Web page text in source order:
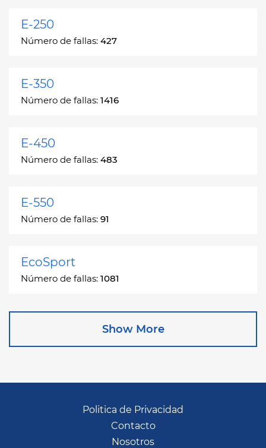
E-250
Número de fallas: 427
E-350
Número de fallas: 1416
E-450
Número de fallas: 483
E-550
Número de fallas: 91
EcoSport
Número de fallas: 1081
Escape
Show More
Politica de Privacidad
Contacto
Nosotros